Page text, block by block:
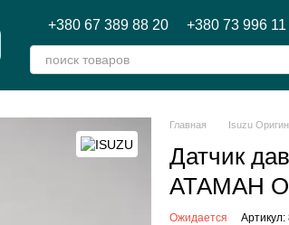
+380 67 389 88 20 +380 73 996
Главная Isuzu
Датчик
АТАМАН
Ожидается